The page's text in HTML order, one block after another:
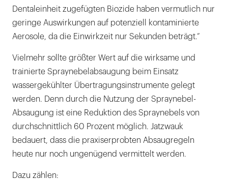
Dentaleinheit zugefügten Biozide haben vermutlich nur
geringe Auswirkungen auf potenziell kontaminierte
Aerosole, da die Einwirkzeit nur Sekunden beträgt.“
Vielmehr sollte größter Wert auf die wirksame und
trainierte Spraynebelabsaugung beim Einsatz
wassergekühlter Übertragungsinstrumente gelegt
werden. Denn durch die Nutzung der Spraynebel-
Absaugung ist eine Reduktion des Spraynebels von
durchschnittlich 60 Prozent möglich. Jatzwauk
bedauert, dass die praxiserprobten Absaugregeln
heute nur noch ungenügend vermittelt werden.
Dazu zählen: